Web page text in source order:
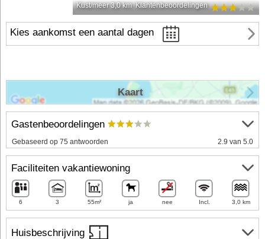
Kust/meer 3,0 km Klantenbeoordelingen
Kies aankomst een aantal dagen
Huisbeschrijving
Gastenbeoordelingen
Gebaseerd op 75 antwoorden 2.9 van 5.0
Faciliteiten vakantiewoning
6 3 55m² ja nee Incl. 3,0 km
Kaart